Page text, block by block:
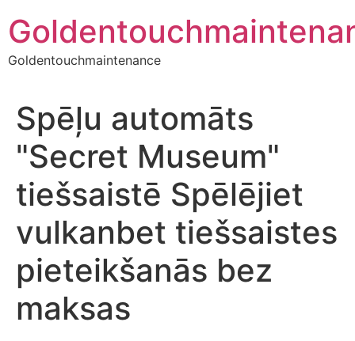
to
content
Goldentouchmaintenance
Spēļu automāts
"Secret Museum"
tiešsaistē Spēlējiet
vulkanbet tiešsaistes
pieteikšanās bez
maksas